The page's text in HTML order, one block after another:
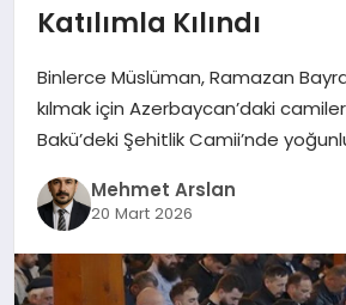
SAĞLIK
EĞITIM
Katılımla Kılındı
Binlerce Müslüman, Ramazan
kılmak için Azerbaycan’daki
Bakü’deki Şehitlik Camii’nde
Mehmet Arslan
20 Mart 2026